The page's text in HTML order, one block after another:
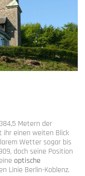
Metern der
ihr einen weiten Blick
Wetter sogar bis
doch seine Position
optische
Linie Berlin-Koblenz.